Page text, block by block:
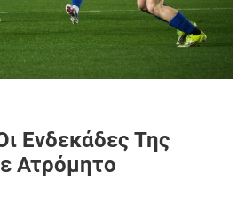
Ενδεκάδες Της
Ατρόμητο